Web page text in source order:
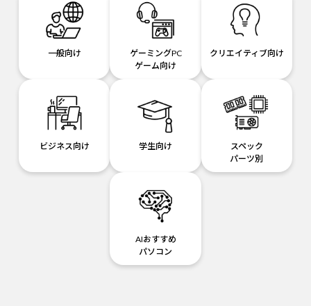
一般向け
ゲーミングPC
ゲーム向け
クリエイティブ向け
ビジネス向け 学生向け
スペック
パーツ別
AIおすすめ
パソコン